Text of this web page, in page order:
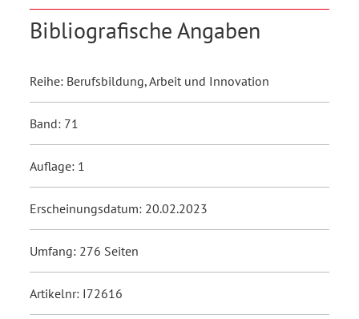
Bibliografische Angaben
Reihe: Berufsbildung, Arbeit und Innovation
Band: 71
Auflage: 1
Erscheinungsdatum: 20.02.2023
Umfang: 276 Seiten
Artikelnr: I72616